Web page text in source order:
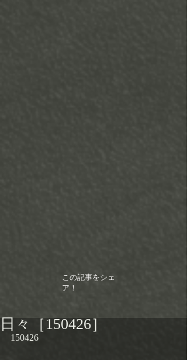
この記事をシェ
ア！
日々［150426］
150426